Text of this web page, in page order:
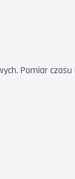
Pomiar czasu